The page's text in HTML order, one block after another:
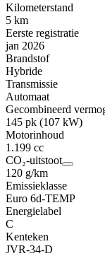
Kilometerstand
5 km
Eerste registratie
jan 2026
Brandstof
Hybride
Transmissie
Automaat
Gecombineerd
145 pk (107 kW)
Motorinhoud
1.199 cc
CO₂-uitstoot
120 g/km
Emissieklasse
Euro 6d-TEMP
Energielabel
C
Kenteken
JVR-34-D